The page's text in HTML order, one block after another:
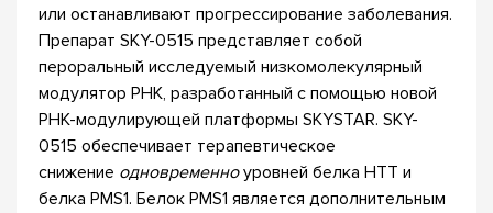
или останавливают прогрессирование заболевания.
Препарат SKY-0515 представляет собой
пероральный исследуемый низкомолекулярный
модулятор РНК, разработанный с помощью новой
РНК-модулирующей платформы SKYSTAR. SKY-
0515 обеспечивает терапевтическое
снижение одновременноуровней белка HTT и
белка PMS1. Белок PMS1 является дополнительным